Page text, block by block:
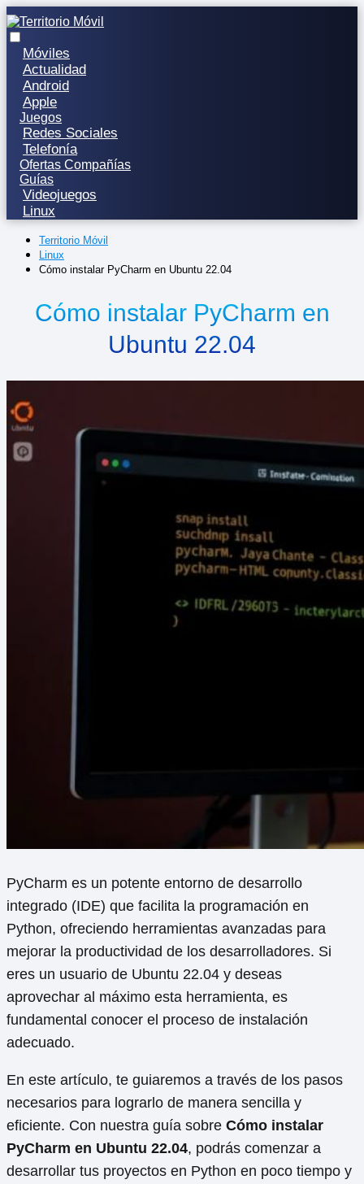
Móviles
Actualidad
Android
Apple
Juegos
Redes Sociales
Telefonía
Ofertas Compañías
Guías
Videojuegos
Linux
Territorio Móvil
Linux
Cómo instalar PyCharm en Ubuntu 22.04
Cómo instalar PyCharm en
Ubuntu 22.04
PyCharm es un potente entorno de desarrollo
integrado (IDE) que facilita la programación en
Python, ofreciendo herramientas avanzadas para
mejorar la productividad de los desarrolladores. Si
eres un usuario de Ubuntu 22.04 y deseas
aprovechar al máximo esta herramienta, es
fundamental conocer el proceso de instalación
adecuado.
En este artículo, te guiaremos a través de los pasos
necesarios para lograrlo de manera sencilla y
eficiente. Con nuestra guía sobre Cómo instalar
PyCharm en Ubuntu 22.04, podrás comenzar a
desarrollar tus proyectos en Python en poco tiempo y